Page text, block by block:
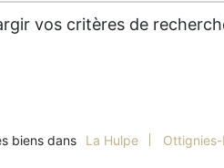
vos critères de
biens dans La Hulpe